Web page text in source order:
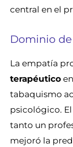
central en el
Dominio
La empatía
terapéutico
tabaquismo
psicológico.
tanto un
mejoró la